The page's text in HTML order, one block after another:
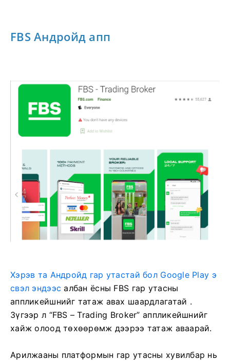
FBS Андройд апп
Хэрэв та Андройд гар утастай бол Google Play э
свэл эндээс албан ёсны FBS гар утасны
аппликейшнийг татаж авах шаардлагатай .
Зүгээр л “FBS – Trading Broker” аппликейшнийг
хайж олоод төхөөрөмж дээрээ татаж аваарай.
Арилжааны платформын гар утасны хувилбар нь